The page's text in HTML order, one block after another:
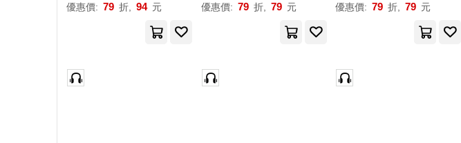
優惠價: 79 折, 94 元
優惠價: 79 折, 79 元
優惠價: 79 折, 79 元